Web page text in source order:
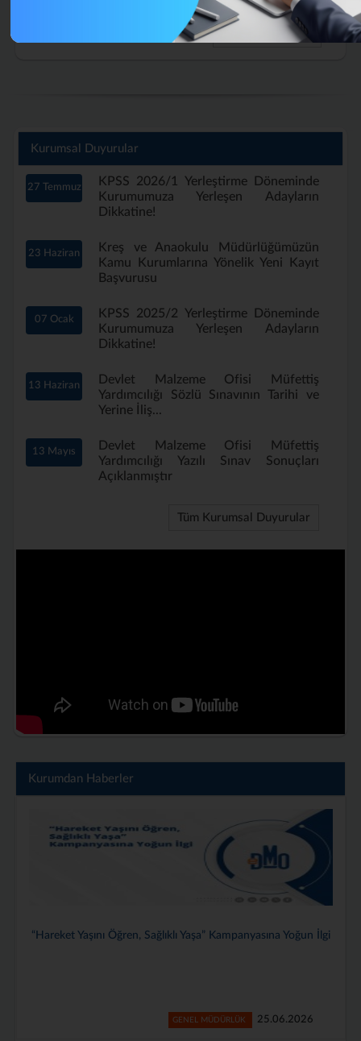
Tüm İhale İlanları
Kurumsal Duyurular
27 Temmuz
KPSS 2026/1 Yerleştirme Döneminde
Kurumumuza Yerleşen Adayların
Dikkatine!
23 Haziran
Kreş ve Anaokulu Müdürlüğümüzün
Kamu Kurumlarına Yönelik Yeni Kayıt
Başvurusu
07 Ocak
KPSS 2025/2 Yerleştirme Döneminde
Kurumumuza Yerleşen Adayların
Dikkatine!
13 Haziran
Devlet Malzeme Ofisi Müfettiş
Yardımcılığı Sözlü Sınavının Tarihi ve
Yerine İliş...
13 Mayıs
Devlet Malzeme Ofisi Müfettiş
Yardımcılığı Yazılı Sınav Sonuçları
Açıklanmıştır
Tüm Kurumsal Duyurular
Kurumdan Haberler
Genel Müdürlüğümüzde 2025–2026 Dönemi Stajyerlerimiz İçin
GENEL MÜDÜRLÜK 24.06.2026